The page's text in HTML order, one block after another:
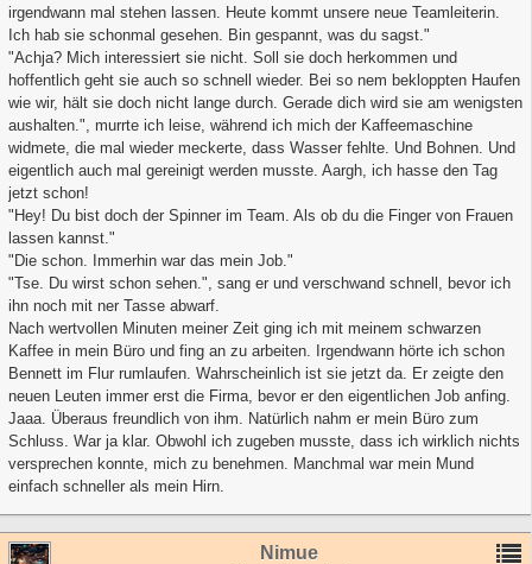
irgendwann mal stehen lassen. Heute kommt unsere neue Teamleiterin.
Ich hab sie schonmal gesehen. Bin gespannt, was du sagst."
"Achja? Mich interessiert sie nicht. Soll sie doch herkommen und
hoffentlich geht sie auch so schnell wieder. Bei so nem bekloppten Haufen
wie wir, hält sie doch nicht lange durch. Gerade dich wird sie am wenigsten
aushalten.", murrte ich leise, während ich mich der Kaffeemaschine
widmete, die mal wieder meckerte, dass Wasser fehlte. Und Bohnen. Und
eigentlich auch mal gereinigt werden musste. Aargh, ich hasse den Tag
jetzt schon!
"Hey! Du bist doch der Spinner im Team. Als ob du die Finger von Frauen
lassen kannst."
"Die schon. Immerhin war das mein Job."
"Tse. Du wirst schon sehen.", sang er und verschwand schnell, bevor ich
ihn noch mit ner Tasse abwarf.
Nach wertvollen Minuten meiner Zeit ging ich mit meinem schwarzen
Kaffee in mein Büro und fing an zu arbeiten. Irgendwann hörte ich schon
Bennett im Flur rumlaufen. Wahrscheinlich ist sie jetzt da. Er zeigte den
neuen Leuten immer erst die Firma, bevor er den eigentlichen Job anfing.
Jaaa. Überaus freundlich von ihm. Natürlich nahm er mein Büro zum
Schluss. War ja klar. Obwohl ich zugeben musste, dass ich wirklich nichts
versprechen konnte, mich zu benehmen. Manchmal war mein Mund
einfach schneller als mein Hirn.
Nimue